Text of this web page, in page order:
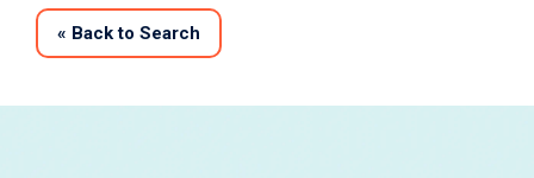
« Back to Search